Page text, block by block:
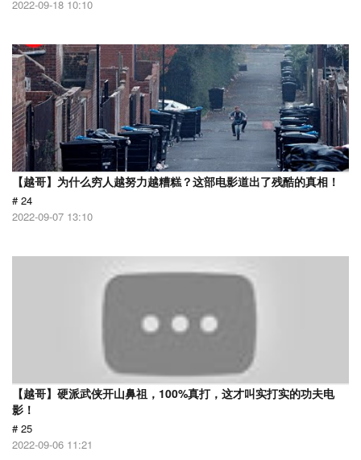
2022-09-18 10:10
【越哥】为什么穷人越努力越糟糕？这部电影道出了残酷的真相！
# 24
2022-09-07 13:10
【越哥】硬派武侠开山鼻祖，100%真打，这才叫实打实的功夫电
影！
# 25
2022-09-06 11:21